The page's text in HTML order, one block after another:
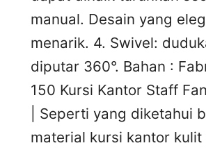
manual. Desain yang
menarik. 4. Swivel:
diputar 360°. Bahan :
150 Kursi Kantor Staff
| Seperti yang diketahui
material kursi kantor kulit